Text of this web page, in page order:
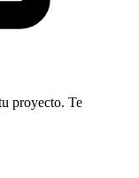
proyecto. Te